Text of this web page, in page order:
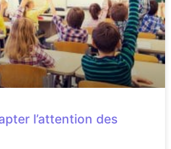
l’attention des